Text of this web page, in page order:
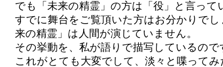
でも「未来の精霊」の方は「役」と言って
すでに舞台をご覧頂いた方はお分かりで
来の精霊」は人間が演じていません。
その挙動を、私が語りで描写しているので
これがとても大変でして、淡々と喋って